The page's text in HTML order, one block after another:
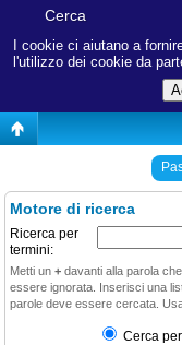
I cookie ci aiutano a
l'utilizzo dei cookie da
Cerca
Motore di ricerca
Ricerca per
termini:
Metti un + davanti alla parola
essere ignorata. Inserisci una
parole deve essere cercata.
Cerca